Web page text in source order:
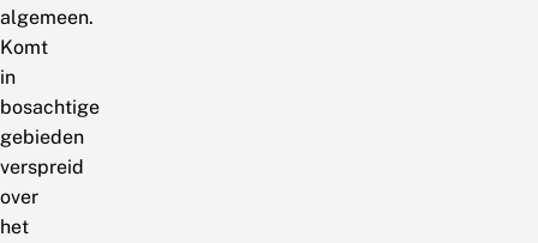
algemeen.
Komt
in
bosachtige
gebieden
verspreid
over
het